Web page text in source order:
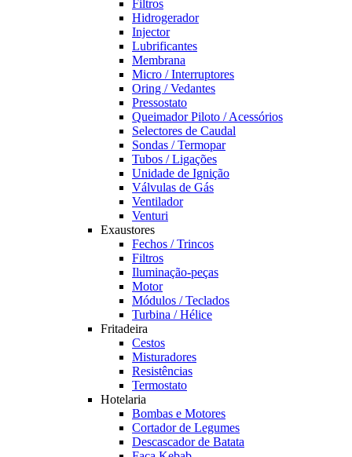
Filtros
Hidrogerador
Injector
Lubrificantes
Membrana
Micro / Interruptores
Oring / Vedantes
Pressostato
Queimador Piloto / Acessórios
Selectores de Caudal
Sondas / Termopar
Tubos / Ligações
Unidade de Ignição
Válvulas de Gás
Ventilador
Venturi
Exaustores
Fechos / Trincos
Filtros
Iluminação-peças
Motor
Módulos / Teclados
Turbina / Hélice
Fritadeira
Cestos
Misturadores
Resistências
Termostato
Hotelaria
Bombas e Motores
Cortador de Legumes
Descascador de Batata